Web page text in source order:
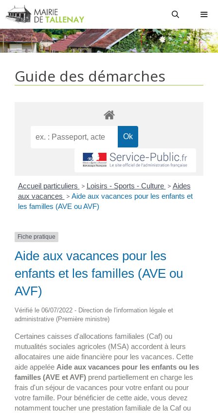
Aller
au
contenu
Guide des démarches
Accueil particuliers > Loisirs - Sports - Culture > Aides
aux vacances > Aide aux vacances pour les enfants et
les familles (AVE ou AVF)
Fiche pratique
Aide aux vacances pour les
enfants et les familles (AVE ou
AVF)
Vérifié le 06/07/2022 - Direction de l'information légale et
administrative (Première ministre)
Certaines caisses d'allocations familiales (Caf) ou
mutualités sociales agricoles (MSA) accordent à leurs
allocataires une aide financière pour les vacances. Cette
aide appelée Aide aux vacances pour les enfants ou les
familles (AVE et AVF) prend partiellement en charge les
frais d'un séjour de vacances pour votre enfant ou pour
votre famille. Pour bénéficier de cette aide, vous devez
notamment toucher une prestation familiale de la Caf ou